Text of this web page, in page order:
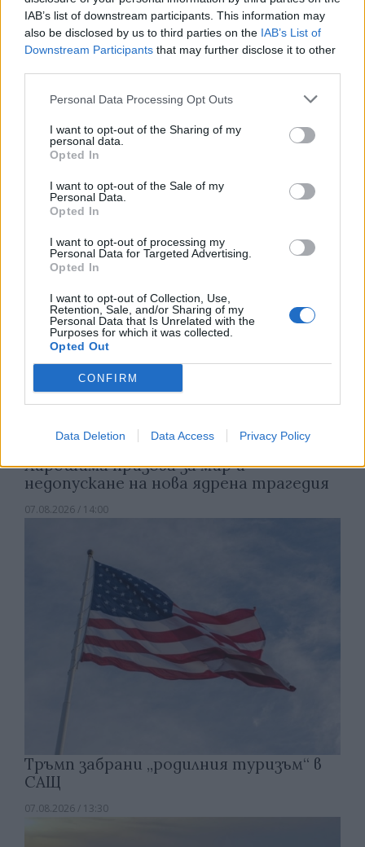
IAB’s list of downstream participants. This information may
also be disclosed by us to third parties on the IAB’s List of
Downstream Participants that may further disclose it to other
Personal Data Processing Opt Outs
I want to opt-out of the Sharing of my
personal data.
Opted In
I want to opt-out of the Sale of my
Personal Data.
Opted In
I want to opt-out of processing my
Personal Data for Targeted Advertising.
Opted In
I want to opt-out of Collection, Use,
Retention, Sale, and/or Sharing of my
Personal Data that Is Unrelated with the
Purposes for which it was collected.
Opted Out
CONFIRM
Data Deletion Data Access Privacy Policy
Франция ще забрани рекламните
обаждания без съгласието на
абонатите от 11 август
07.08.2026 / 14:30
Хирошима призова за мир и
недопускане на нова ядрена трагедия
07.08.2026 / 14:00
Тръмп забрани „родилния туризъм“ в
САЩ
07.08.2026 / 13:30